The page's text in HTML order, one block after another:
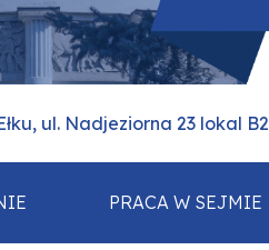
ul. Nadjeziorna 23 lokal B2
PRACA W SEJMIE